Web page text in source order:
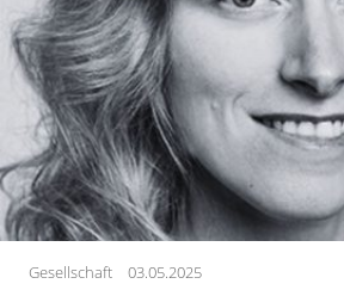
Gesellschaft
Gesundheit
Kultur
Lifestyle
Wirtschaft
Vogelsberg
Gesellschaft 03.05.2025